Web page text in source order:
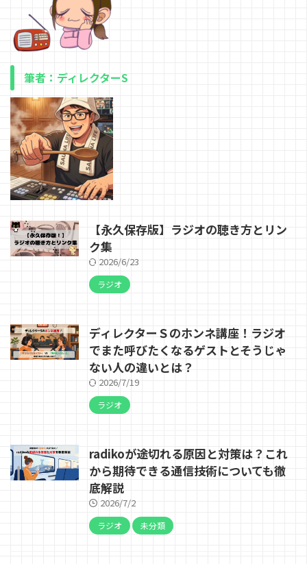
筆者：ディレクターS
【永久保存版】ラジオの聴き方とリン
ク集
2026/6/23
ラジオ
ディレクターＳのホンネ講座！ラジオ
でまた呼びたくなるゲストとそうじゃ
ない人の違いとは？
2026/7/19
ラジオ
radikoが途切れる原因と対策は？これ
から期待できる通信技術についても徹
底解説
2026/7/2
ラジオ 未分類